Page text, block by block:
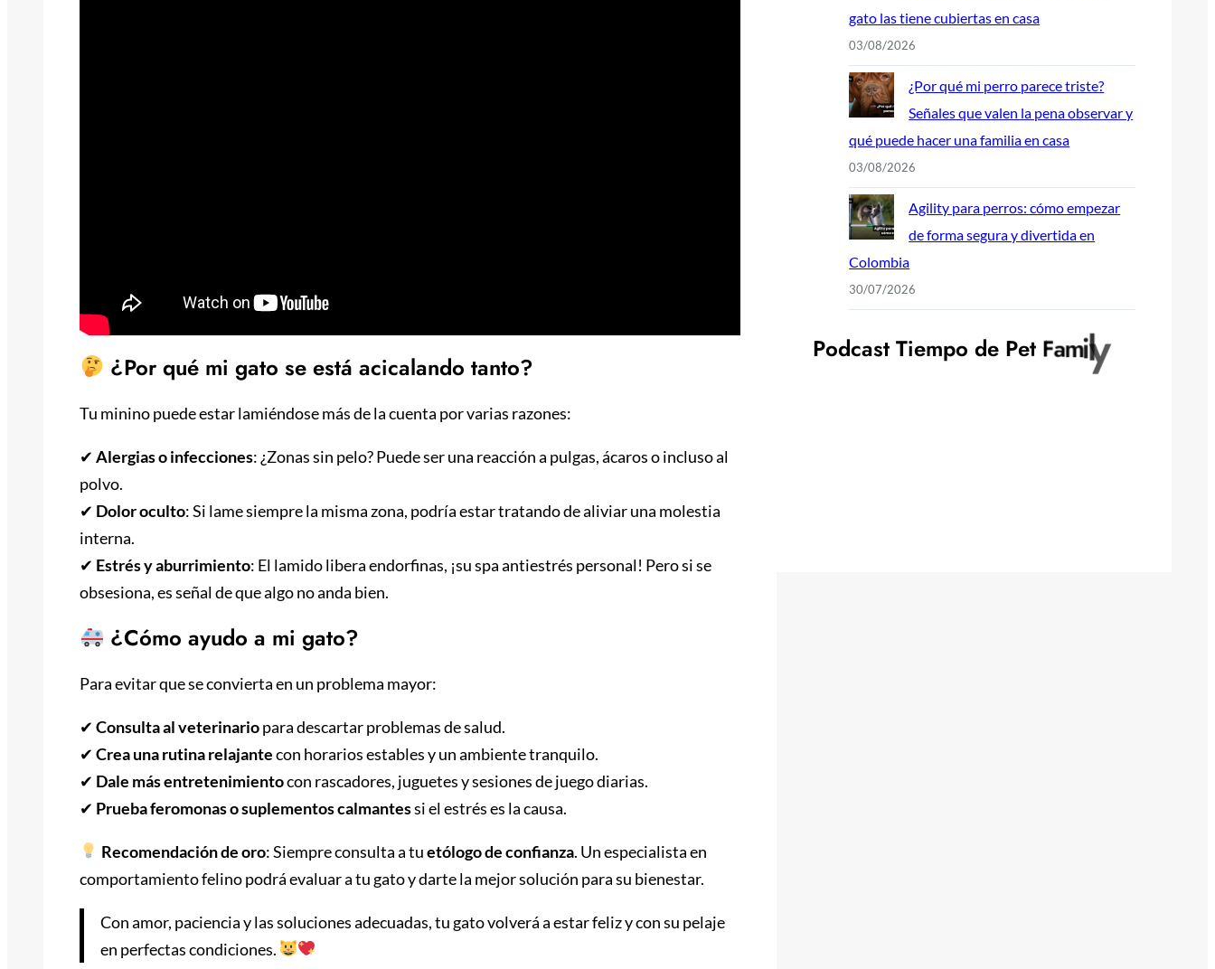
¿Por qué mi gato se está acicalando tanto?
Tu minino puede estar lamiéndose más de la cuenta por varias razones:
✔ Alergias o infecciones: ¿Zonas sin pelo? Puede ser una reacción a pulgas, ácaros o incluso al
polvo.
✔ Dolor oculto: Si lame siempre la misma zona, podría estar tratando de aliviar una molestia
interna.
✔ Estrés y aburrimiento: El lamido libera endorfinas, ¡su spa antiestrés personal! Pero si se
obsesiona, es señal de que algo no anda bien.
¿Cómo ayudo a mi gato?
Para evitar que se convierta en un problema mayor:
✔ Consulta al veterinariopara descartar problemas de salud.
✔ Crea una rutina relajantecon horarios estables y un ambiente tranquilo.
✔ Dale más entretenimientocon rascadores, juguetes y sesiones de juego diarias.
✔ Prueba feromonas o suplementos calmantessi el estrés es la causa.
Recomendación de oro: Siempre consulta a tuetólogo de confianza. Un especialista en
comportamiento felino podrá evaluar a tu gato y darte la mejor solución para su bienestar.
Con amor, paciencia y las soluciones adecuadas, tu gato volverá a estar feliz y con su pelaje
en perfectas condiciones.
gato las tiene cubiertas en casa
03/08/2026
¿Por qué mi perro parece triste?
Señales que valen la pena observar y
qué puede hacer una familia en casa
03/08/2026
Agility para perros: cómo empezar
de forma segura y divertida en
Colombia
30/07/2026
Podcast Tiempo de Pet Family